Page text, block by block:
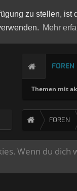
zu stellen,
Mehr
FOREN
Themen mit
FOREN
Wenn du